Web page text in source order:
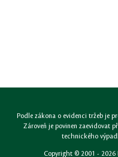
Podle zákona o evidenci tržeb je
Zároveň je povinen zaevidovat
technického
Copyright © 2001 - 2026